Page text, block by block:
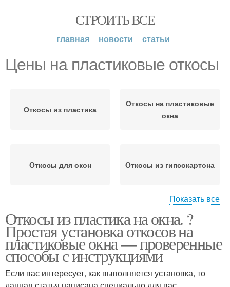
СТРОИТЬ ВСЕ
главная новости статьи
Цены на пластиковые откосы
Откосы из пластика
Откосы на пластиковые
окна
Откосы для окон Откосы из гипсокартона
Цены на гипсокартон Откосы из штукатурки
Пластиковые отскосы
Откосы из сэндвич-
панелей
Показать все
Откосы из пластика на окна. ?
Простая установка откосов на
пластиковые окна — проверенные
способы с инструкциями
Если вас интересует, как выполняется установка, то